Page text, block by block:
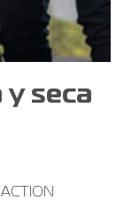
y seca